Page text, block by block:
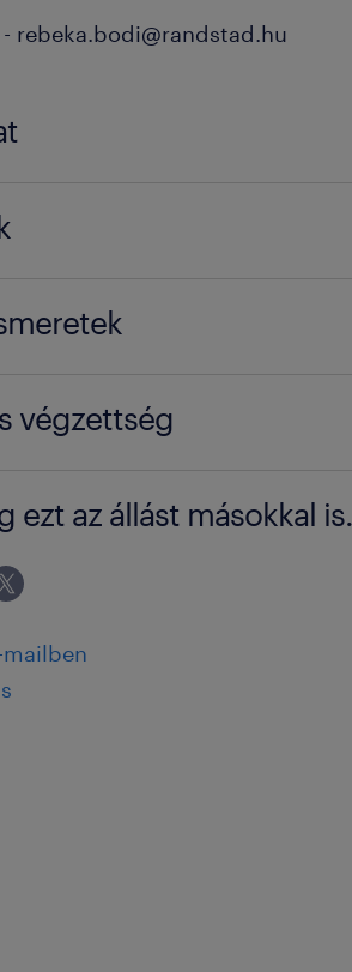
rebeka.bodi@randstad.hu
végzettség
ezt az állást másokkal is.